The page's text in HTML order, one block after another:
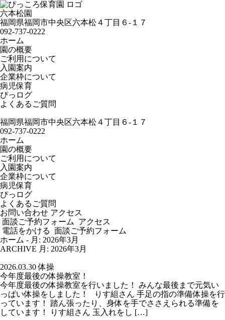
六本松園
福岡県福岡市中央区六本松４丁目６-１７
092-737-0222
ホーム
園の概要
ご利用について
入園案内
企業枠について
病児保育
ぴっログ
よくあるご質問
福岡県福岡市中央区六本松４丁目６-１７
092-737-0222
ホーム
園の概要
ご利用について
入園案内
企業枠について
病児保育
ぴっログ
よくあるご質問
お問い合わせ アクセス
面談ご予約フォーム
アクセス
電話をかける 面談ご予約フォーム
ホーム - 月: 2026年3月
ARCHIVE 月: 2026年3月
2026.03.30 体操
今年度最後の体操教室！
今年度最後の体操教室を行いました！ みんな最後まで元気い
っぱい体操をしました！ りす組さん 手足の指の準備体操を行
っています！ 踏ん張ったり、身体を手でささえられる準備を
しています！ りす組さん 玉入れをし […]